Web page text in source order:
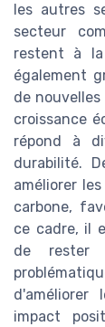
les autres
secteur
restent à
également
de
croissance
répond à
durabilité.
améliorer
carbone,
ce cadre, il
de rester
d'améliorer
impact